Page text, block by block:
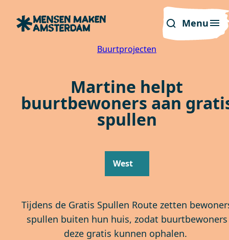
Menu
Buurtprojecten
Martine helpt
buurtbewoners aan
spullen
West
Tijdens de Gratis Spullen Route zetten
spullen buiten hun huis, zodat buurtbewoners
deze gratis kunnen ophalen.